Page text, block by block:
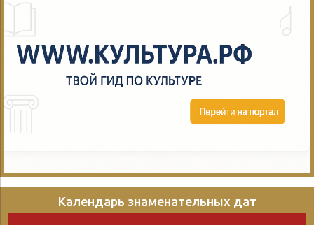
Календарь знаменательных дат